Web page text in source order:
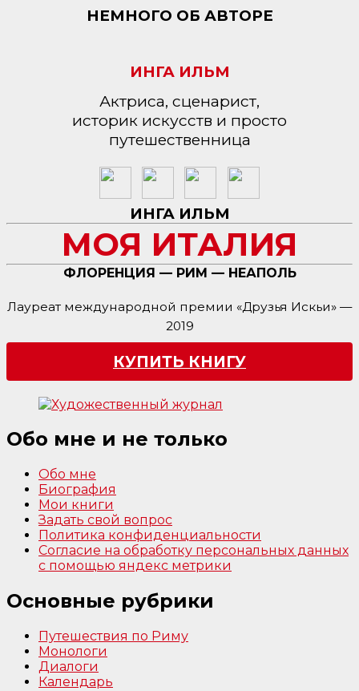
НЕМНОГО ОБ АВТОРЕ
ИНГА ИЛЬМ
Актриса, сценарист,
историк искусств и просто
путешественница
ИНГА ИЛЬМ
МОЯ ИТАЛИЯ
ФЛОРЕНЦИЯ — РИМ — НЕАПОЛЬ
Лауреат международной премии «Друзья Искьи» —
2019
КУПИТЬ КНИГУ
Обо мне и не только
Обо мне
Биография
Мои книги
Задать свой вопрос
Политика конфиденциальности
Согласие на обработку персональных данных
с помощью яндекс метрики
Основные рубрики
Путешествия по Риму
Монологи
Диалоги
Календарь